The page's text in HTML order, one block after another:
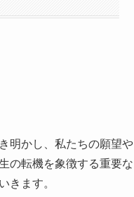
明かし、私たちの願望や
の転機を象徴する重要な
きます。